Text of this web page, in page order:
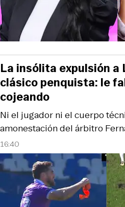
16:40
Ni el jugador ni el cuerpo
amonestación del árbitro
La insólita expulsión a
clásico penquista: le
cojeando